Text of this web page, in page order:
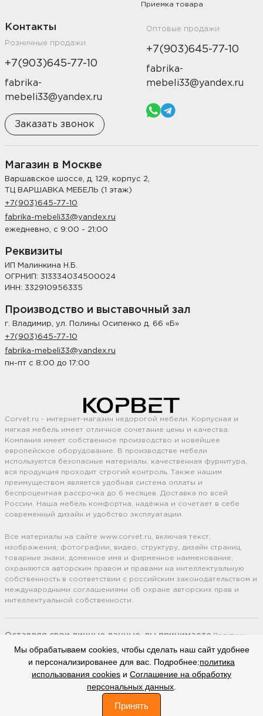
Приемка товара
Контакты
Розничные продажи
+7(903)645-77-10
fabrika-
mebeli33@yandex.ru
Заказать звонок
Оптовые продажи
+7(903)645-77-10
fabrika-
mebeli33@yandex.ru
Магазин в Москве
Варшавское шоссе, д. 129, корпус 2,
ТЦ ВАРШАВКА МЕБЕЛЬ (1 этаж)
+7(903)645-77-10
fabrika-mebeli33@yandex.ru
ежедневно, с 9:00 - 21:00
Реквизиты
ИП Малинкина Н.Б.
ОГРНИП: 313334034500024
ИНН: 332910956335
Производство и выставочный зал
г. Владимир, ул. Полины Осипенко д. 66 «Б»
+7(903)645-77-10
fabrika-mebeli33@yandex.ru
пн-пт с 8:00 до 17:00
Corvet.ru - интернет-магазин недорогой мебели. Корпусная и
мягкая мебель имеет отличное сочетание цены и качества.
Компания имеет собственное производство и новейшее
европейское оборудование. В производстве мебели
используются безопасные материалы, качественная фурнитура,
вся продукция проходит строгий контроль. Также нашим
преимуществом является удобная система оплаты и
беспроцентная рассрочка до 6 месяцев. Доставка по всей
России. Наша мебель комфортна, надёжна и сочетает в себе
современный дизайн и удобство эксплуатации.
Все материалы на сайте www.corvet.ru, включая текст,
изображения, фотографии, видео, структуру, дизайн страниц,
товарные знаки, доменное имя и фирменное наименование,
охраняются авторским правом и правами на интеллектуальную
собственность в соответствии с российским законодательством и
международными соглашениями об охране авторских прав и
интеллектуальной собственности.
Оставляя свои личные данные, вы принимаете Политику
конфиденциальности.
Сайт использует cookie файлы
(Политика
Соглашение на обработку
Мы обрабатываем cookies, чтобы сделать наш сайт удобнее
и персонализированее для вас. Подробнее:политика
использования cookies и Соглашение на обработку
персональных данных
Принять